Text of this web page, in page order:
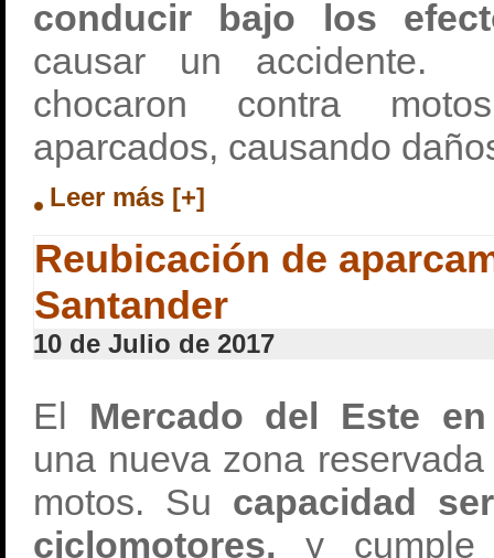
conducir bajo los
causar un accidente.
chocaron contra
aparcados, causando
Leer más [+]
Reubicación de
Santander
10 de Julio de 2017
El Mercado del Este
una nueva zona
motos. Su capacidad
ciclomotores, y cumple